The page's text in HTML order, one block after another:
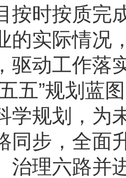
按时按质完
的实际情况
驱动工作落
五”规划蓝
学规划，为
同步，全面
治理六路并